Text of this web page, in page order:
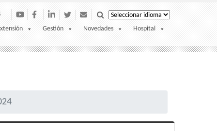
Gestión Novedades Hospital